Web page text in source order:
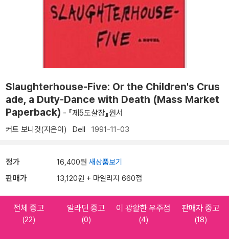
Slaughterhouse-Five: Or the Children's Crus
ade, a Duty-Dance with Death (Mass Market
Paperback) - 『제5도살장』원서
커트 보니것(지은이) Dell 1991-11-03
정가 16,400원 새상품보기
판매가 13,120원 + 마일리지 660점
전체 중고
(22)
알라딘 중고
(0)
이 광활한 우주점
(4)
판매자 중고
(18)